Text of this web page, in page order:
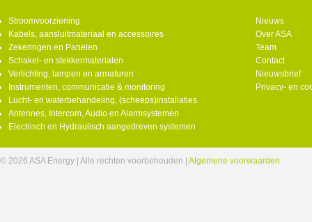
Stroomvoorziening
Kabels, aansluitmateriaal en accessoires
Zekeringen en Panelen
Schakel- en stekkermaterialen
Verlichting, lampen en armaturen
Instrumenten, communicatie & monitoring
Lucht- en waterbehandeling, (scheeps)installaties
Antennes, Intercom, Audio en Alarmsystemen
Electrisch en Hydraulisch aangedreven systemen
Nieuws
Over ASA
Team
Contact
Nieuwsbrief
Privacy- en
© 2026 ASA Energy | Alle rechten voorbehouden | Algemene voorwaarden